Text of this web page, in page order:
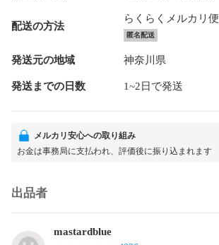
配送の方法
らくらくメルカリ便
匿名配送
発送元の地域 神奈川県
発送までの日数 1~2日で発送
メルカリ安心への取り組み
お金は事務局に支払われ、評価後に振り込まれます
出品者
mastardblue